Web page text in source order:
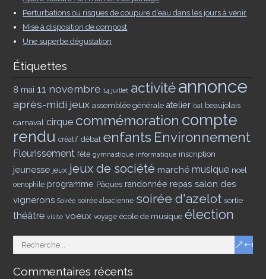
Perturbations ou risques de coupure d’eau dans les jours à venir
Mise à disposition de compost
Une superbe dégustation
Étiquettes
8 mai 11 novembre 14 juillet activitéannonce
après-midi jeux assemblée générale atelier bal
beaujolais
carnaval cirque commémoration compte
rendu créatif débat enfants Environnement
Fleurissement fête gymnastique informatique inscription
jeunesse jeux jeux de société marché musique noël
oenophile programme Pâques randonnée repas salon des
vignerons Soirée soirée alsacienne soirée d'azelot sortie
théâtre visite voeux voyage école de musique élection
Commentaires récents